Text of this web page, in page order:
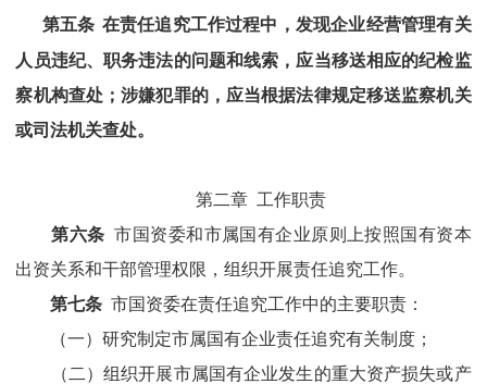
第五条 在责任追究工作过程中，发现企业经营管理有关
人员违纪、职务违法的问题和线索，应当移送相应的纪检监
察机构查处；涉嫌犯罪的，应当根据法律规定移送监察机关
或司法机关查处。
第二章 工作职责
第六条 市国资委和市属国有企业原则上按照国有资本
出资关系和干部管理权限，组织开展责任追究工作。
第七条 市国资委在责任追究工作中的主要职责：
（一）研究制定市属国有企业责任追究有关制度；
（二）组织开展市属国有企业发生的重大资产损失或产